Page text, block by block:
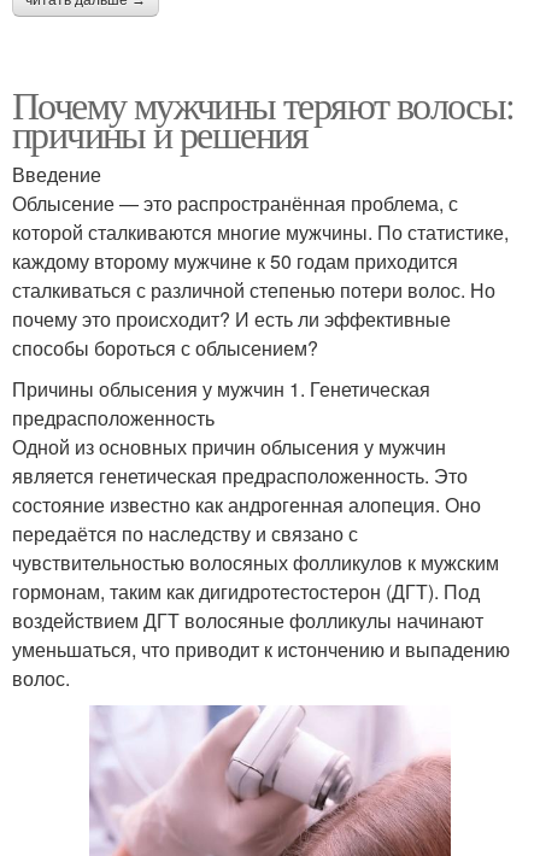
Почему мужчины теряют волосы:
причины и решения
Введение
Облысение — это распространённая проблема, с
которой сталкиваются многие мужчины. По статистике,
каждому второму мужчине к 50 годам приходится
сталкиваться с различной степенью потери волос. Но
почему это происходит? И есть ли эффективные
способы бороться с облысением?
Причины облысения у мужчин 1. Генетическая
предрасположенность
Одной из основных причин облысения у мужчин
является генетическая предрасположенность. Это
состояние известно как андрогенная алопеция. Оно
передаётся по наследству и связано с
чувствительностью волосяных фолликулов к мужским
гормонам, таким как дигидротестостерон (ДГТ). Под
воздействием ДГТ волосяные фолликулы начинают
уменьшаться, что приводит к истончению и выпадению
волос.